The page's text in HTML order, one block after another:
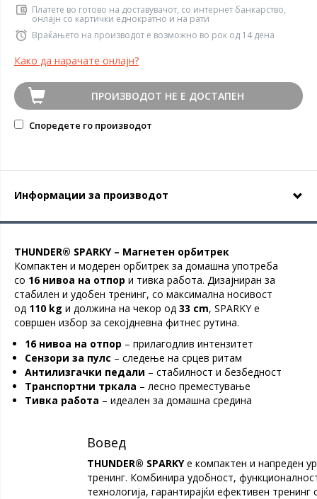
Платете во готово на доставувачот, со интернет банкарство,
онлајн со картички еднократно и на рати
Враќањето на производот е возможно во рок од 14 дена
Како да нарачате онлајн?
ПРОИЗВОДОТ НЕ Е ДОСТАПЕН
Споредете го производот
Информации за производот
THUNDER® SPARKY – Магнетен орбитрек
Компактен и модерен орбитрек за домашна употреба
со 16 нивоа на отпор и тивка работа. Дизајниран за
стабилен и удобен тренинг, со максимална носивост
од 110 kg и должина на чекор од 33 cm, SPARKY е
совршен избор за секојдневна фитнес рутина.
16 нивоа на отпор – прилагодлив интензитет
Сензори за пулс – следење на срцев ритам
Антилизгачки педали – стабилност и безбедност
Транспортни тркала – лесно преместување
Тивка работа – идеален за домашна средина
Вовед
THUNDER® SPARKYе компактен и напреден
тренинг. Комбинира удобност,
технологија, гарантирајќи ефективен тренинг